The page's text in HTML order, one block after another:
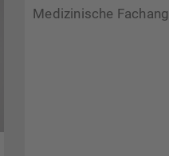
Medizinische